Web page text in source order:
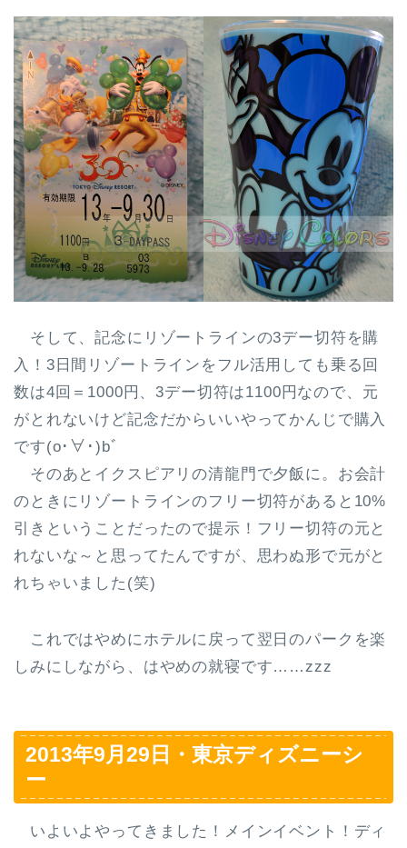
そして、記念にリゾートラインの3デー切符を購
入！3日間リゾートラインをフル活用しても乗る回
数は4回＝1000円、3デー切符は1100円なので、元
がとれないけど記念だからいいやってかんじで購入
です(o･∀･)bﾞ
そのあとイクスピアリの清龍門で夕飯に。お会計
のときにリゾートラインのフリー切符があると10%
引きということだったので提示！フリー切符の元と
れないな～と思ってたんですが、思わぬ形で元がと
れちゃいました(笑)
これではやめにホテルに戻って翌日のパークを楽
しみにしながら、はやめの就寝です……zzz
2013年9月29日・東京ディズニーシ
ー
いよいよやってきました！メインイベント！ディ